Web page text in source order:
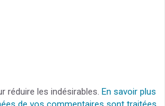
réduire les indésirables. En savoir plus